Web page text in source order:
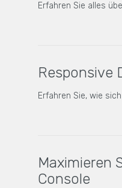
Erfahren Sie alles
Responsive
Erfahren Sie, wie
Maximieren
Console